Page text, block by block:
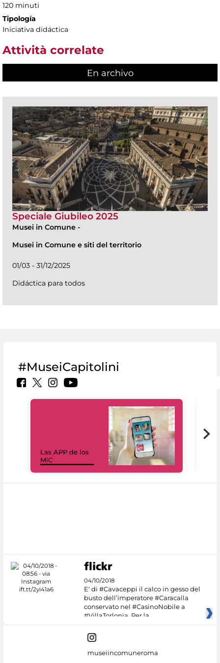
120 minuti
Tipología
Iniciativa didáctica
Attività correlate
En archivo
Speciale Giubileo 2025
Musei in Comune -
Musei in Comune e siti del territorio
01/03 - 31/12/2025
Didáctica para todos
#MuseiCapitolini
Las APP de los
MiC
04/10/2018
E' di #Cavaceppi il calco in gesso del
busto dell’imperatore #Caracalla
conservato nel #CasinoNobile a
#VillaTorlonia. Per la
museiincomuneroma